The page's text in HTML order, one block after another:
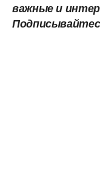
важные и